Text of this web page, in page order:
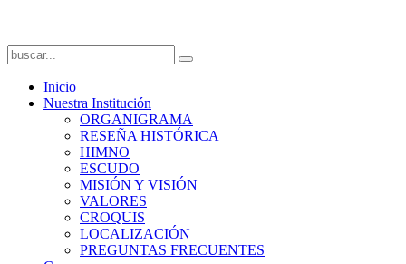
Inicio
Nuestra Institución
ORGANIGRAMA
RESEÑA HISTÓRICA
HIMNO
ESCUDO
MISIÓN Y VISIÓN
VALORES
CROQUIS
LOCALIZACIÓN
PREGUNTAS FRECUENTES